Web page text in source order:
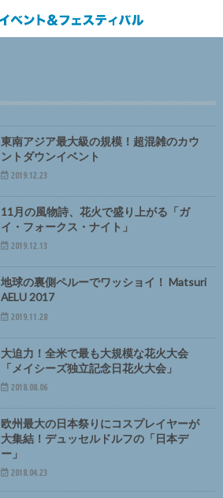
東南アジア最大級の規模！超混雑のカウ
ントダウンイベント
2019.12.23
11月の風物詩、花火で盛り上がる「ガ
イ・フォークス・ナイト」
2019.12.13
地球の裏側ペルーでワッショイ！ Matsuri
AELU 2017
2019.11.28
大迫力！全米で最も大規模な花火大会
「メイシーズ独立記念日花火大会」
2018.08.06
欧州最大の日本祭りにコスプレイヤーが
大集結！デュッセルドルフの「日本デ
ー」
2018.04.23